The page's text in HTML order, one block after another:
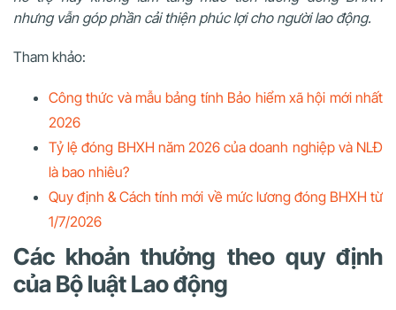
nhưng vẫn góp phần cải thiện phúc lợi cho người lao động.
Tham khảo:
Công thức và mẫu bảng tính Bảo hiểm xã hội mới nhất
2026
Tỷ lệ đóng BHXH năm 2026 của doanh nghiệp và NLĐ
là bao nhiêu?
Quy định & Cách tính mới về mức lương đóng BHXH từ
1/7/2026
Các khoản thưởng theo quy định
của Bộ luật Lao động